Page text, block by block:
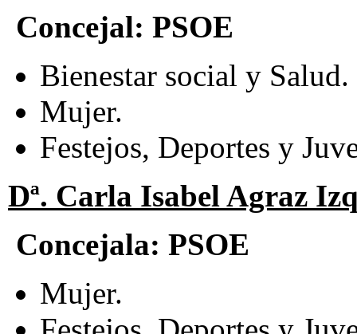
Concejal: PSOE
Bienestar social y Salud.
Mujer.
Festejos, Deportes y
Dª. Carla Isabel Agraz
Concejala: PSOE
Mujer.